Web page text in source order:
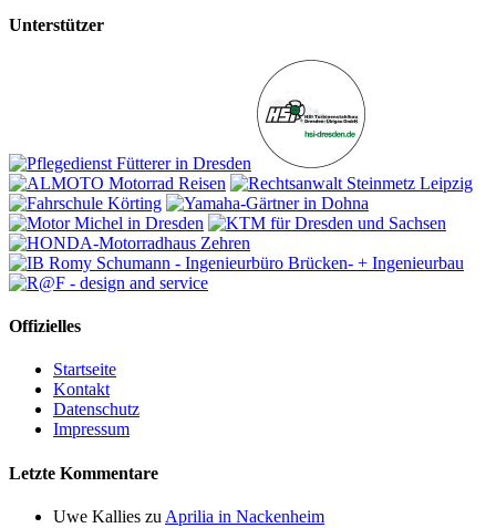
Unterstützer
Offizielles
Startseite
Kontakt
Datenschutz
Impressum
Letzte Kommentare
Uwe Kallies zu Aprilia in Nackenheim